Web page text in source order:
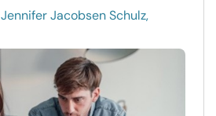
Jennifer Jacobsen Schulz,